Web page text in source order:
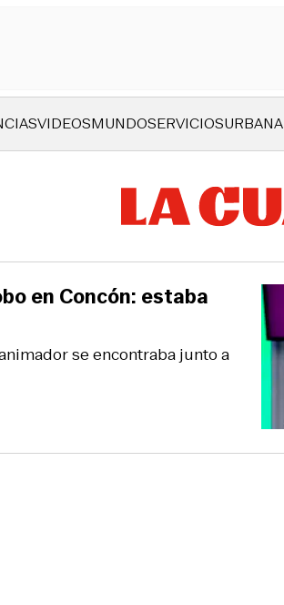
VIDEOSMUNDOSERVICIOSURBANA
se encontraba junto a
en Concón: estaba